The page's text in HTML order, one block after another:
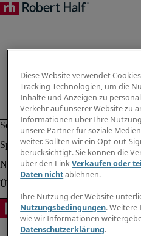
Diese Website verwendet
Tracking-Technologien, um die
Inhalte und Anzeigen zu
Verkehr auf unserer Website zu
Informationen über Ihre
unsere Partner für soziale
weiter. Sollten wir ein Opt-out-
berücksichtigt. Sie können die
über den LinkVerkaufen oder
Daten nichtablehnen.
Ihre Nutzung der Website
Nutzungsbedingungen.
wie wir Informationen
Datenschutzerklärung.